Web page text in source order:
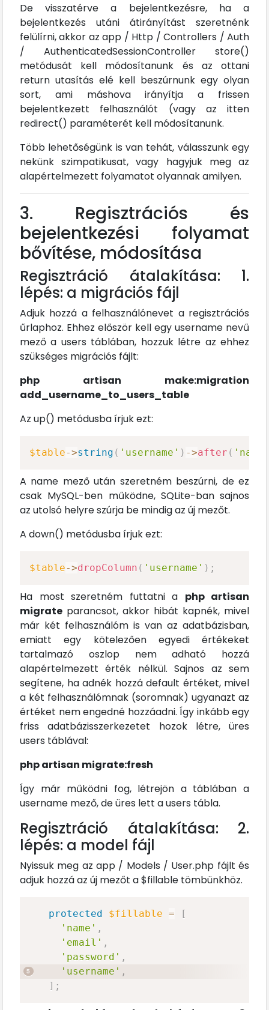
De visszatérve a bejelentkezésre, ha a
bejelentkezés utáni átirányítást szeretnénk
felülírni, akkor az app / Http / Controllers / Auth
/ AuthenticatedSessionController store()
metódusát kell módosítanunk és az ottani
return utasítás elé kell beszúrnunk egy olyan
sort, ami máshova irányítja a frissen
bejelentkezett felhasználót (vagy az itten
redirect() paraméterét kell módosítanunk.
Több lehetőségünk is van tehát, válasszunk egy
nekünk szimpatikusat, vagy hagyjuk meg az
alapértelmezett folyamatot olyannak amilyen.
3. Regisztrációs és
bejelentkezési folyamat
bővítése, módosítása
Regisztráció átalakítása: 1.
lépés: a migrációs fájl
Adjuk hozzá a felhasználónevet a regisztrációs
űrlaphoz. Ehhez először kell egy username nevű
mező a users táblában, hozzuk létre az ehhez
szükséges migrációs fájlt:
php artisan make:migration
add_username_to_users_table
Az up() metódusba írjuk ezt:
$table->string ( 'username' ) ->after ( 'name'
A name mező után szeretném beszúrni, de ez
csak MySQL-ben működne, SQLite-ban sajnos
az utolsó helyre szúrja be mindig az új mezőt.
A down() metódusba írjuk ezt:
$table->dropColumn ( 'username' ) ;
Ha most szeretném futtatni a php artisan
migrate parancsot, akkor hibát kapnék, mivel
már két felhasználóm is van az adatbázisban,
emiatt egy kötelezően egyedi értékeket
tartalmazó oszlop nem adható hozzá
alapértelmezett érték nélkül. Sajnos az sem
segítene, ha adnék hozzá default értéket, mivel
a két felhasználómnak (soromnak) ugyanazt az
értéket nem engedné hozzáadni. Így inkább egy
friss adatbázisszerkezetet hozok létre, üres
users táblával:
php artisan migrate:fresh
Így már működni fog, létrejön a táblában a
username mező, de üres lett a users tábla.
Regisztráció átalakítása: 2.
lépés: a model fájl
Nyissuk meg az app / Models / User.php fájlt és
adjuk hozzá az új mezőt a $fillable tömbünkhöz.
protected $fillable =
[
'name' ,
'email' ,
'password' ,
'username' ,
] ;